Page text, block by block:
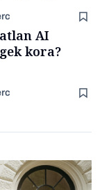
akartam
AI
kora?